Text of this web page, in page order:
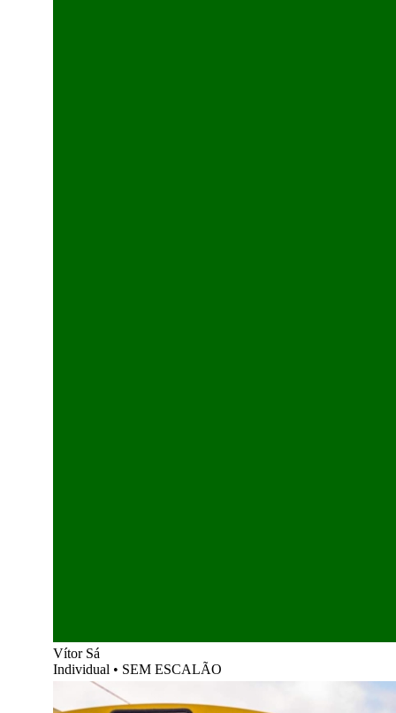
Vítor Sá
Individual • SEM ESCALÃO